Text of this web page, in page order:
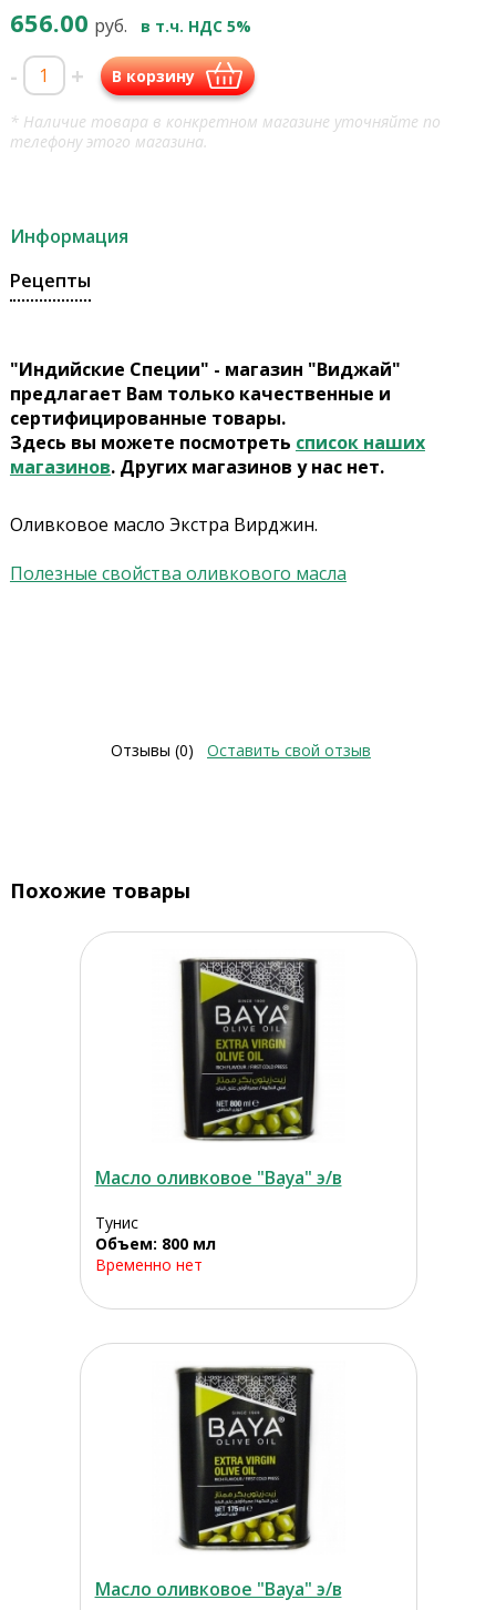
656.00 руб. в т.ч. НДС 5%
- + В корзину
* Наличие товара в конкретном магазине уточняйте по
телефону этого магазина.
Информация
Рецепты
"Индийские Специи" - магазин "Виджай"
предлагает Вам только качественные и
сертифицированные товары.
Здесь вы можете посмотреть список наших
магазинов. Других магазинов у нас нет.
Оливковое масло Экстра Вирджин.
Полезные свойства оливкового масла
Отзывы (0) Оставить свой отзыв
Похожие товары
Масло оливковое "Baya" э/в
Тунис
Объем: 800 мл
Временно нет
Масло оливковое "Baya" э/в